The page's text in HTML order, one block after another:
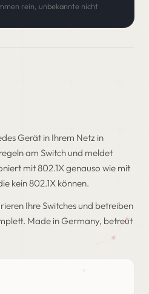
rein, unbekannte nicht
Gerät in Ihrem Netz in
am Switch und meldet
mit 802.1X genauso wie mit
kein 802.1X können.
Ihre Switches und betreiben
Made in Germany, betreut